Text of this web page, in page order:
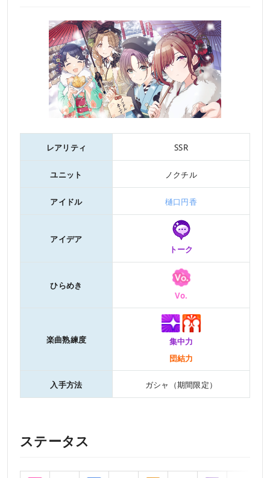
レアリティ SSR
ユニット ノクチル
アイドル 樋口円香
アイデア
トーク
ひらめき
Vo.
楽曲熟練度
集中力
団結力
入手方法 ガシャ（期間限定）
ステータス